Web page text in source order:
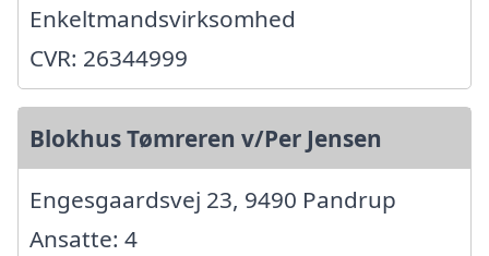
Enkeltmandsvirksomhed
CVR: 26344999
Blokhus Tømreren v/Per Jensen
Engesgaardsvej 23, 9490 Pandrup
Ansatte: 4